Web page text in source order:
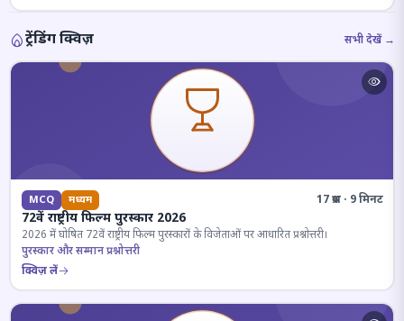
ट्रेंडिंग क्विज़ सभी देखें →
MCQ मध्यम 17 प्रश्न · 9 मिनट
72वें राष्ट्रीय फिल्म पुरस्कार 2026
2026 में घोषित 72वें राष्ट्रीय फिल्म पुरस्कारों के विजेताओं पर आधारित प्रश्नोत्तरी।
पुरस्कार और सम्मान प्रश्नोत्तरी
क्विज़ लें